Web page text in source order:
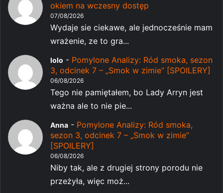
okiem na wczesny dostęp
07/08/2026
Wydaje sie ciekawe, ale jednocześnie mam
wrażenie, ze to gra...
lolo - Pomylone Analizy: Ród smoka, sezon
3, odcinek 7 – „Smok w zimie” [SPOILERY]
06/08/2026
Tego nie pamiętałem, bo Lady Arryn jest
ważna ale to nie pie...
Anna - Pomylone Analizy: Ród smoka,
sezon 3, odcinek 7 – „Smok w zimie”
[SPOILERY]
06/08/2026
Niby tak, ale z drugiej strony porodu nie
przeżyła, więc moż...